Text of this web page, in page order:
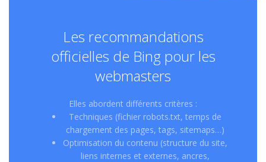
Les recommandations
officielles de Bing pour les
webmasters
Elles abordent différents critères :
Techniques (fichier robots.txt, temps de
chargement des pages, tags, sitemaps…)
Optimisation du contenu (structure du site,
liens internes et externes, ancres,